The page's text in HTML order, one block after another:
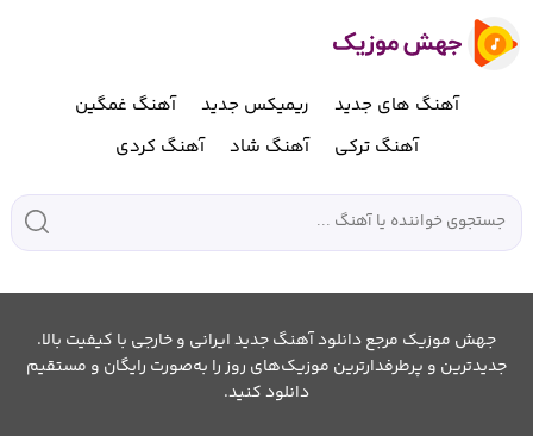
آهنگ های جدید ریمیکس جدید
آهنگ غمگین
آهنگ ترکی
آهنگ شاد آهنگ کردی
جهش موزیک مرجع دانلود آهنگ جدید ایرانی و خارجی با کیفیت بالا.
جدیدترین و پرطرفدارترین موزیک‌های روز را به‌صورت رایگان و مستقیم
دانلود کنید.